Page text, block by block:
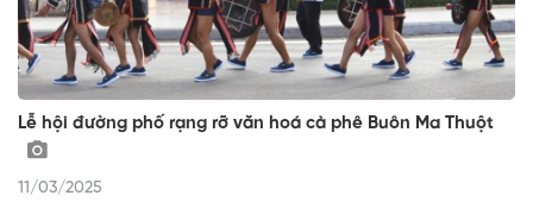
Lễ hội đường phố rạng rỡ văn hoá cà phê Buôn Ma Thuột
11/03/2025